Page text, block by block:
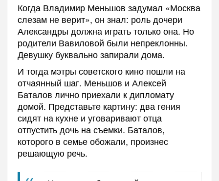
Когда Владимир Меньшов задумал «Москва
слезам не верит», он знал: роль дочери
Александры должна играть только она. Но
родители Вавиловой были непреклонны.
Девушку буквально запирали дома.
И тогда мэтры советского кино пошли на
отчаянный шаг. Меньшов и Алексей
Баталов лично приехали к дипломату
домой. Представьте картину: два гения
сидят на кухне и уговаривают отца
отпустить дочь на съемки. Баталов,
которого в семье обожали, произнес
решающую речь.